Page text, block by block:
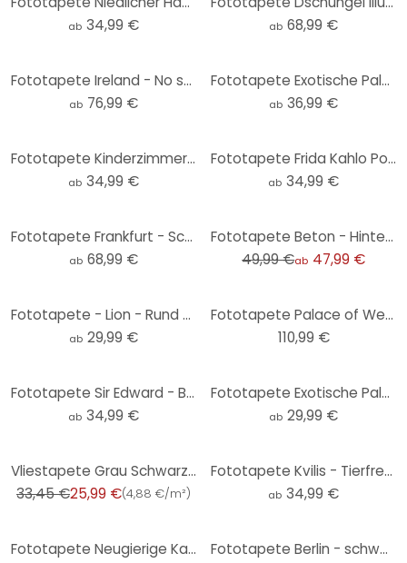
ab 34,99 € ab 68,99 €
Fototapete Ireland - No such thing as nothing - Luftballon
ab 76,99 €
Fototapete Exotische Palmenlandschaft
ab 36,99 €
Fototapete Kinderzimmer - Dschungel-Parade mit Tieren - Kikki Belle - Rund - Selbstklebend/Vlies
ab 34,99 €
Fototapete Frida Kahlo Pop-Art Porträt - Jaszke - Rund - Selbstklebend/Vlies
ab 34,99 €
Fototapete Frankfurt - Schwarz-Weiß - Love your City
ab 68,99 €
Fototapete Beton - Hintergründe Tapete Betonoptik
49,99 €ab 47,99 €
Fototapete - Lion - Rund - Selbstklebend/Vlies
ab 29,99 €
Fototapete Palace of Westminster - 336x260 cm
110,99 €
Fototapete Sir Edward - Botanik schwarz-weiß - Rund - Selbstklebend/Vlies
ab 34,99 €
Fototapete Exotische Palmenlandschaft - Rund - Selbstklebend/Vlies
ab 29,99 €
Vliestapete Grau Schwarz Weiß Floral für Wohnzimmer Schlafzimmer Küche marburg Tapete
33,45 €25,99 €(4,88 €/m²)
Fototapete Kvilis - Tierfreunde im Wald - schwarz-weiß - Rund - Selbstklebend/Vlies
ab 34,99 €
Fototapete Neugierige Katze - Korenkova - Rund - Selbstklebend/Vlies
Fototapete Berlin - schwarz-weiß - Love your City